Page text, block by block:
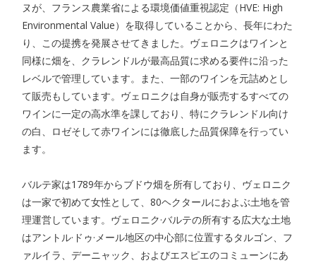
ヌが、フランス農業省による環境価値重視認定（HVE: High
Environmental Value）を取得していることから、長年にわた
り、この提携を発展させてきました。ヴェロニクはワインと
同様に畑を、クラレンドルが最高品質に求める要件に沿った
レベルで管理しています。また、一部のワインを元詰めとし
て販売もしています。ヴェロニクは自身が販売するすべての
ワインに一定の高水準を課しており、特にクラレンドル向け
の白、ロゼそして赤ワインには徹底した品質保障を行ってい
ます。
バルテ家は1789年からブドウ畑を所有しており、ヴェロニク
は一家で初めて女性として、80ヘクタールにおよぶ土地を管
理運営しています。ヴェロニク·バルテの所有する広大な土地
はアントル·ドゥ·メール地区の中心部に位置するタルゴン、フ
ァルイラ、デーニャック、およびエスピエのコミューンにあ